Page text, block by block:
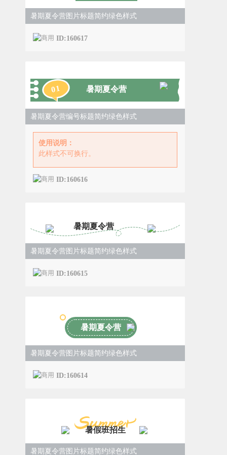
暑期夏令营图片标题简约绿色样式
ID:160617
01 暑期夏令营
暑期夏令营编号标题简约绿色样式
使用说明：
此样式不可换行。
ID:160616
暑期夏令营
暑期夏令营图片标题简约绿色样式
ID:160615
暑期夏令营
暑期夏令营图片标题简约绿色样式
ID:160614
暑假班招生
暑期夏令营图片标题简约绿色样式